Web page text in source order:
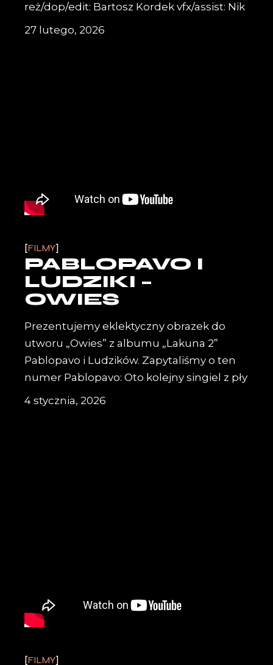
reż/dop/edit: Bartosz Kordek vfx/assist: Nik
27 lutego, 2026
FILMY
PABLOPAVO I
LUDZIKI –
OWIES
Prezentujemy eklektyczny obrazek do
utworu „Owies” z albumu „Lakuna 2”
Pablopavo i Ludzików. Zapytaliśmy o ten
numer Pablopavo: Oto kolejny singiel z pły
4 stycznia, 2026
FILMY